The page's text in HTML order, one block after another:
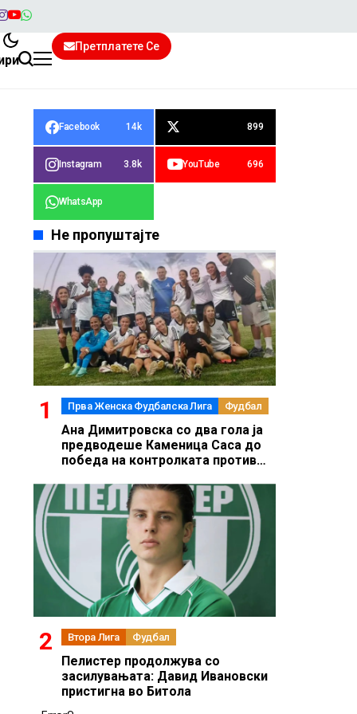
Претплатете Се
Facebook 14k 899
Instagram 3.8k YouTube 696
WhatsApp
Не пропуштајте
Прва Женска Фудбалска Лига Фудбал
Ана Димитровска со два гола ја
предводеше Каменица Саса до
победа на контролката против
Втора Лига Фудбал
Пелистер продолжува со
засилувањата: Давид Ивановски
пристигна во Битола